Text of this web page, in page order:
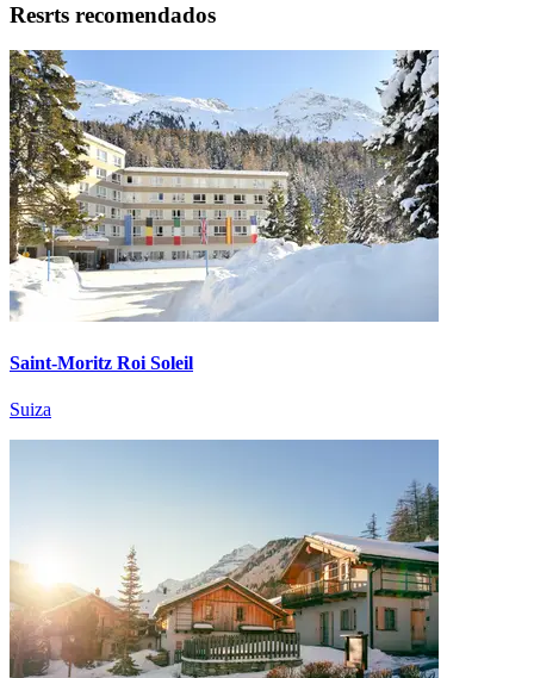
Resrts recomendados
Saint-Moritz Roi Soleil
Suiza